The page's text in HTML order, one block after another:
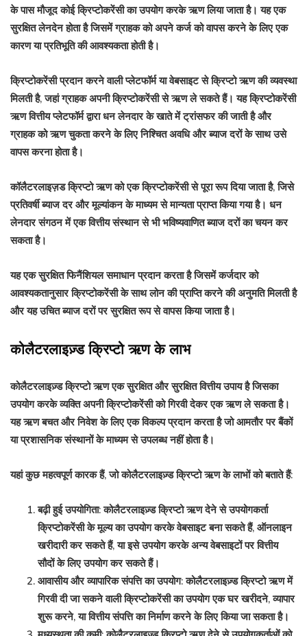
के पास मौजूद कोई क्रिप्टोकरेंसी का उपयोग करके ऋण लिया जाता है। यह एक
सुरक्षित लेनदेन होता है जिसमें ग्राहक को अपने कर्ज को वापस करने के लिए एक
कारण या प्रतिभूति की आवश्यकता होती है।
क्रिप्टोकरेंसी प्रदान करने वाली प्लेटफॉर्म या वेबसाइट से क्रिप्टो ऋण की व्यवस्था
मिलती है, जहां ग्राहक अपनी क्रिप्टोकरेंसी से ऋण ले सकते हैं। यह क्रिप्टोकरेंसी
ऋण वित्तीय प्लेटफॉर्म द्वारा धन लेनदार के खाते में ट्रांसफर की जाती है और
ग्राहक को ऋण चुकता करने के लिए निश्चित अवधि और ब्याज दरों के साथ उसे
वापस करना होता है।
कॉलैटरलाइज़ड क्रिप्टो ऋण को एक क्रिप्टोकरेंसी से पूरा रूप दिया जाता है, जिसे
प्रतिवर्षी ब्याज दर और मूल्यांकन के माध्यम से मान्यता प्राप्त किया गया है। धन
लेनदार संगठन में एक वित्तीय संस्थान से भी भविष्यवाणित ब्याज दरों का चयन कर
सकता है।
यह एक सुरक्षित फिनैंशियल समाधान प्रदान करता है जिसमें कर्जदार को
आवश्यकतानुसार क्रिप्टोकरेंसी के साथ लोन की प्राप्ति करने की अनुमति मिलती है
और यह उचित ब्याज दरों पर सुरक्षित रूप से वापस किया जाता है।
कोलैटरलाइज़्ड क्रिप्टो ऋण के लाभ
कोलैटरलाइज़्ड क्रिप्टो ऋण एक सुरक्षित और सुरक्षित वित्तीय उपाय है जिसका
उपयोग करके व्यक्ति अपनी क्रिप्टोकरेंसी को गिरवी देकर एक ऋण ले सकता है।
यह ऋण बचत और निवेश के लिए एक विकल्प प्रदान करता है जो आमतौर पर बैंकों
या प्रशासनिक संस्थानों के माध्यम से उपलब्ध नहीं होता है।
यहां कुछ महत्वपूर्ण कारक हैं, जो कोलैटरलाइज़्ड क्रिप्टो ऋण के लाभों को बताते हैं:
बढ़ी हुई उपयोगिता: कोलैटरलाइज़्ड क्रिप्टो ऋण देने से उपयोगकर्ता
क्रिप्टोकरेंसी के मूल्य का उपयोग करके वेबसाइट बना सकते हैं, ऑनलाइन
खरीदारी कर सकते हैं, या इसे उपयोग करके अन्य वेबसाइटों पर वित्तीय
सौदों के लिए उपयोग कर सकते हैं।
आवासीय और व्यापारिक संपत्ति का उपयोग: कोलैटरलाइज़्ड क्रिप्टो ऋण में
गिरवी दी जा सकने वाली क्रिप्टोकरेंसी का उपयोग एक घर खरीदने, व्यापार
शुरू करने, या वित्तीय संपत्ति का निर्माण करने के लिए किया जा सकता है।